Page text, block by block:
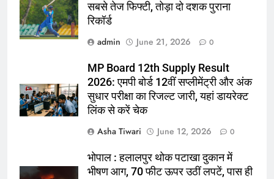
सबसे तेज फिफ्टी, तोड़ा दो दशक पुराना
रिकॉर्ड
admin
June 21, 2026 0
MP Board 12th Supply Result
2026: एमपी बोर्ड 12वीं सप्लीमेंट्री और अंक
सुधार परीक्षा का रिजल्ट जारी, यहां डायरेक्ट
लिंक से करें चेक
Asha Tiwari
June 12, 2026 0
भोपाल : हलालपुर थोक पटाखा दुकान में
भीषण आग, 70 फीट ऊपर उठीं लपटें, पास ही